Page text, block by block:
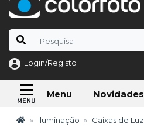
Login/Registo
Menu Novidades
Iluminação Caixas de Luz